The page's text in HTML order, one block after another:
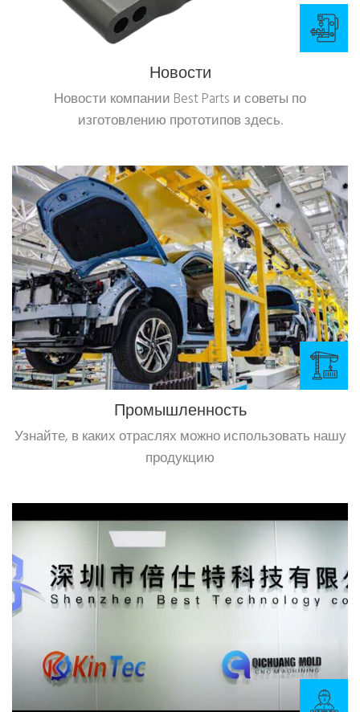
Новости
Новости компании Best Parts и советы по
изготовлению прототипов здесь.
Промышленность
Узнайте, в каких отраслях можно использовать нашу
продукцию